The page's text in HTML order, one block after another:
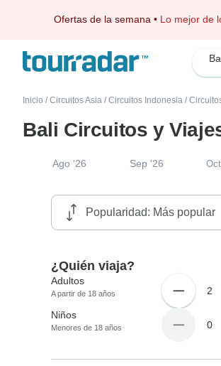
Ofertas de la semana • Lo mejor de
Inicio / Circuitos Asia / Circuitos Indonesia /
Bali Circuitos y
Ago '26 Sep '26
¿Quién viaja?
Adultos
A partir de 18 años 2
Niños
Menores de 18 años 0